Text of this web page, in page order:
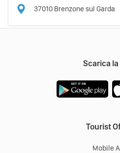
37010 Brenzone sul Garda
Scarica
Tourist
Mobile